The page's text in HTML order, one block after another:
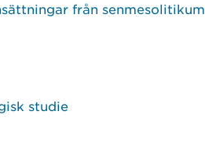
från senmesolitikum
studie